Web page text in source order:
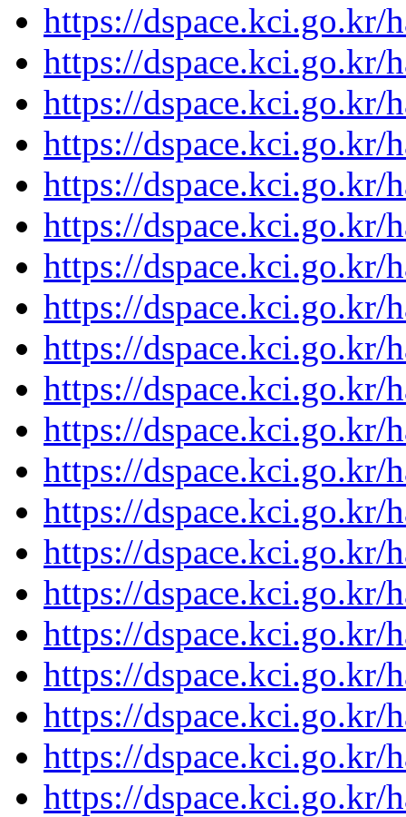
https://dspace.kci.go.kr/
https://dspace.kci.go.kr/
https://dspace.kci.go.kr/
https://dspace.kci.go.kr/
https://dspace.kci.go.kr/
https://dspace.kci.go.kr/
https://dspace.kci.go.kr/
https://dspace.kci.go.kr/
https://dspace.kci.go.kr/
https://dspace.kci.go.kr/
https://dspace.kci.go.kr/
https://dspace.kci.go.kr/
https://dspace.kci.go.kr/
https://dspace.kci.go.kr/
https://dspace.kci.go.kr/
https://dspace.kci.go.kr/
https://dspace.kci.go.kr/
https://dspace.kci.go.kr/
https://dspace.kci.go.kr/
https://dspace.kci.go.kr/